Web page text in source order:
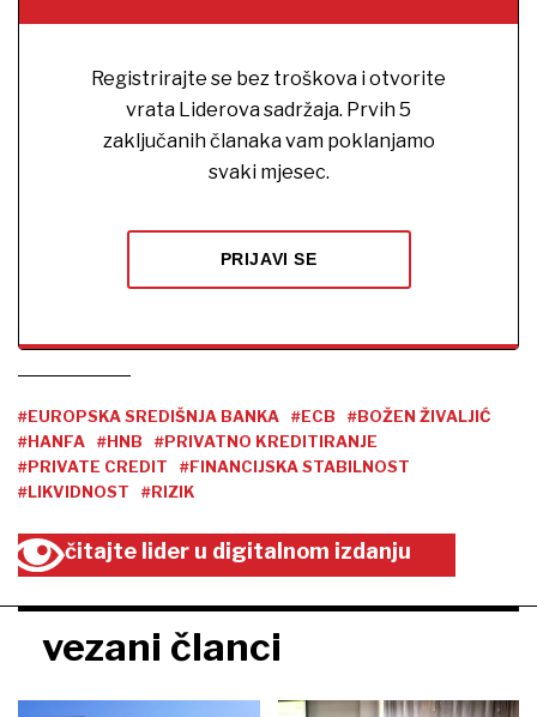
Registrirajte se bez troškova i otvorite
vrata Liderova sadržaja. Prvih 5
zaključanih članaka vam poklanjamo
svaki mjesec.
PRIJAVI SE
#EUROPSKA SREDIŠNJA BANKA #ECB
#BOŽEN ŽIVALJIĆ
#HANFA
#HNB
#PRIVATNO KREDITIRANJE
#PRIVATE CREDIT
#FINANCIJSKA STABILNOST
#LIKVIDNOST
#RIZIK
čitajte lider u digitalnom izdanju
vezani članci